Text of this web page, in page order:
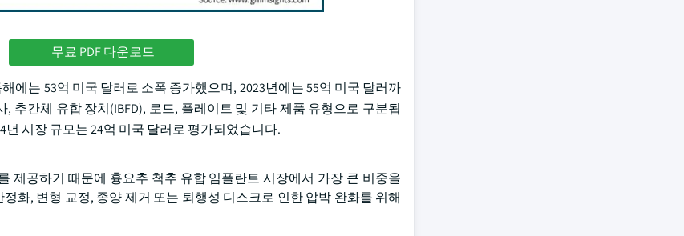
무료 PDF 다운로드
에는 53억 미국 달러로 소폭 증가했으며, 2023년에는 55억 미국 달러까
간체 유합 장치(IBFD), 로드, 플레이트 및 기타 제품 유형으로 구분됩
시장 규모는 24억 미국 달러로 평가되었습니다.
제공하기 때문에 흉요추 척추 유합 임플란트 시장에서 가장 큰 비중을
화, 변형 교정, 종양 제거 또는 퇴행성 디스크로 인한 압박 완화를 위해